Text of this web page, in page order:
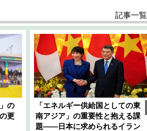
記事一覧
の
更
「エネルギー供給国としての東
南アジア」の重要性と抱える課
題――日本に求められるイラン